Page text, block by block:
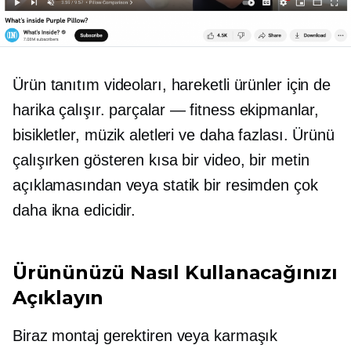
Ürün tanıtım videoları, hareketli ürünler için de
harika çalışır. parçalar — fitnessekipmanlar,
bisikletler, müzik aletleri ve daha fazlası. Ürünü
çalışırken gösteren kısa bir video, bir metin
açıklamasından veya statik bir resimden çok
daha ikna edicidir.
Ürününüzü Nasıl Kullanacağınızı
Açıklayın
Biraz montaj gerektiren veya karmaşık